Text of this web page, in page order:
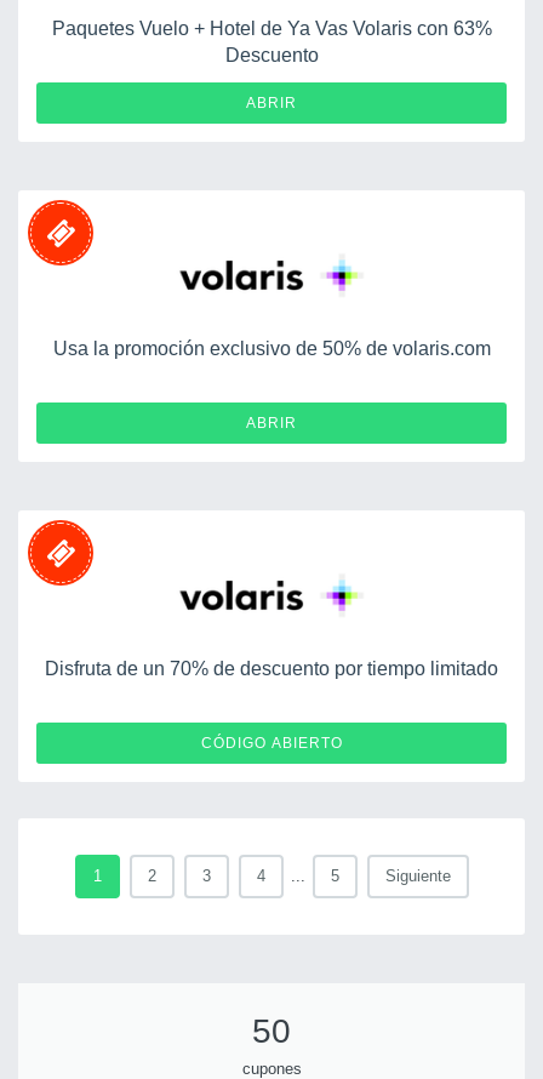
Paquetes Vuelo + Hotel de Ya Vas Volaris con 63%
Descuento
ABRIR
Usa la promoción exclusivo de 50% de volaris.com
ABRIR
Disfruta de un 70% de descuento por tiempo limitado
CÓDIGO ABIERTO
1 2 3 4 5 Siguiente
50
cupones